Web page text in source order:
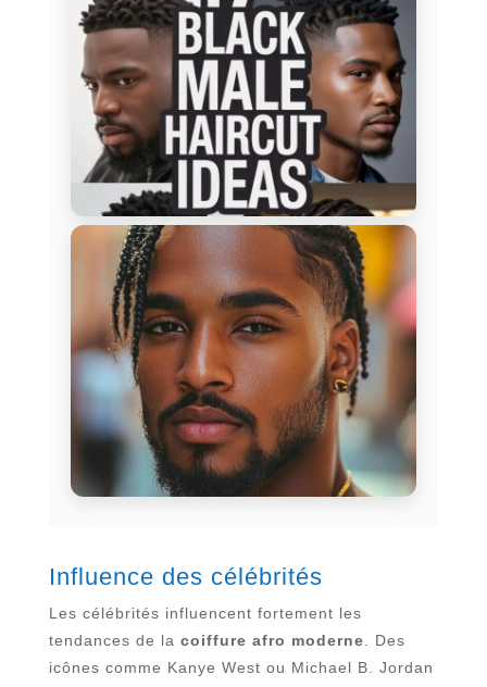
Influence des célébrités
Les célébrités influencent fortement les
tendances de la coiffure afro moderne . Des
icônes comme Kanye West ou Michael B. Jordan